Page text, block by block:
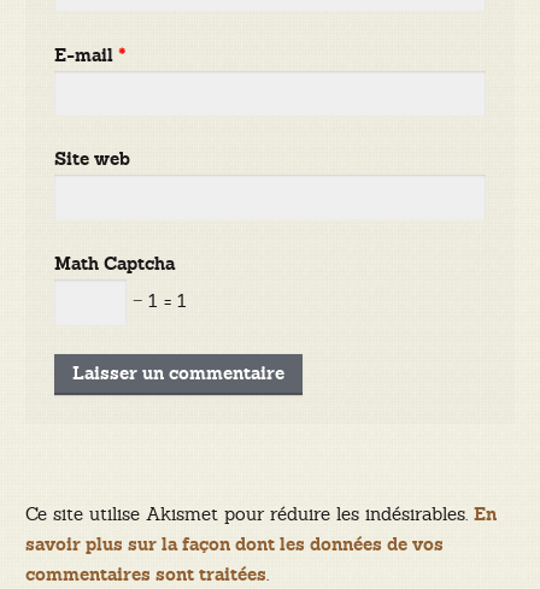
E-mail*
Site web
Math Captcha
− 1 = 1
Ce site utilise Akismet pour réduire les indésirables. En
savoir plus sur la façon dont les données de vos
commentaires sont traitées.